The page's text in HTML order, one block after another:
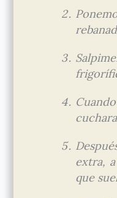
extra,
que